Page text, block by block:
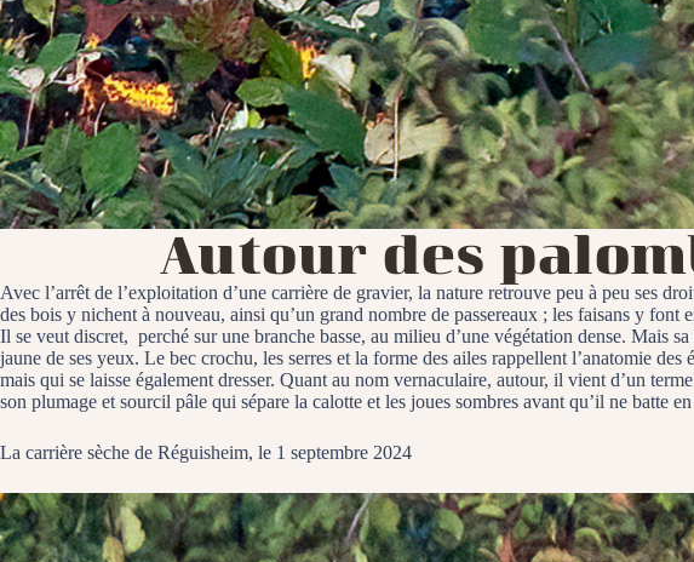
Autour des
Avec l’arrêt de l’exploitation d’une carrière de gravier, la nature retrouve peu à peu ses
des bois y nichent à nouveau, ainsi qu’un grand nombre de passereaux ; les faisans y
Il se veut discret, perché sur une branche basse, au milieu d’une végétation dense. Mais
jaune de ses yeux. Le bec crochu, les serres et la forme des ailes rappellent l’anatomie
mais qui se laisse également dresser. Quant au nom vernaculaire, autour, il vient d’un
son plumage et sourcil pâle qui sépare la calotte et les joues sombres avant qu’il ne batte
La carrière sèche de Réguisheim, le 1 septembre 2024